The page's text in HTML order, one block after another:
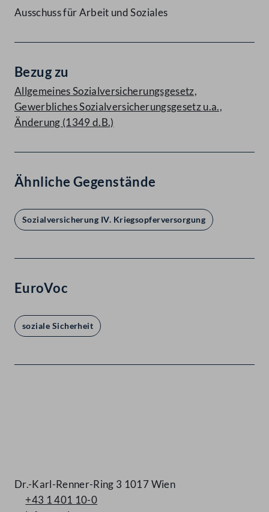
Ausschuss für Arbeit und Soziales
Bezug zu
Allgemeines Sozialversicherungsgesetz,
Gewerbliches Sozialversicherungsgesetz u.a.,
Änderung (1349 d.B.)
Ähnliche Gegenstände
Sozialversicherung IV. Kriegsopferversorgung
EuroVoc
soziale Sicherheit
Dr.-Karl-Renner-Ring 3 1017 Wien
+43 1 401 10-0